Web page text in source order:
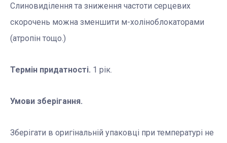
Слиновиділення та зниження частоти серцевих
скорочень можна зменшити м-холіноблокаторами
(атропін тощо.)
Термін придатності. 1 рік.
Умови зберігання.
Зберігати в оригінальній упаковці при температурі не